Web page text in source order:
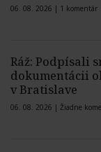
06. 08. 2026 | 1 komentár
Ráž: Podpísali
dokumentácii
v Bratislave
06. 08. 2026 | Žiadne